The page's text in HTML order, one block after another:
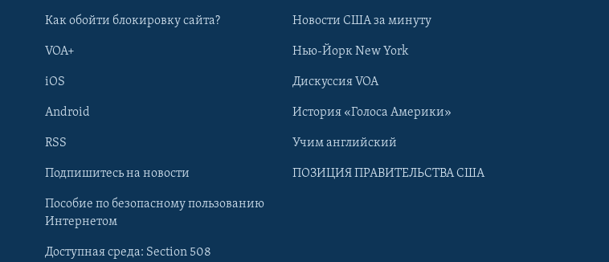
Learning English
Как обойти блокировку сайта?
VOA+
iOS
Android
RSS
Подпишитесь на новости
Пособие по безопасному пользованию
Интернетом
Доступная среда: Section 508
Новости США за минуту
Нью-Йорк New York
Дискуссия VOA
История «Голоса Америки»
Учим английский
ПОЗИЦИЯ ПРАВИТЕЛЬСТВА США